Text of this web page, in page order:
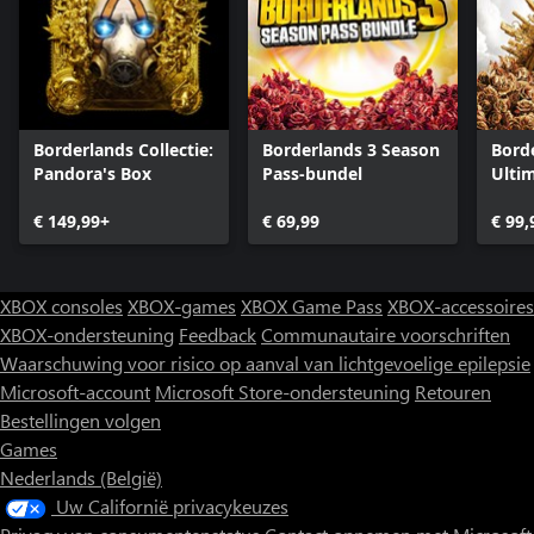
Borderlands Collectie:
Pandora's Box
€ 149,99+
Borderlands 3 Season
Pass-bundel
€ 69,99 €
XBOX consoles XBOX-games XBOX Game Pass XBOX-accessoires
XBOX-ondersteuning FeedbackCommunautaire voorschriften
Waarschuwing voor risico op aanval van lichtgevoelige epilepsie
Microsoft-account Microsoft Store-ondersteuning Retouren
Bestellingen volgen
Games
Nederlands (België)
Uw Californië privacykeuzes